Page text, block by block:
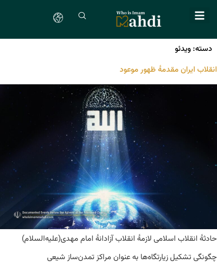
دسته: ویدئو
انقلاب ایران مقدمۀ ظهور موعود
حادثۀ انقلاب اسلامی لازمۀ انقلاب آزادانۀ امام مهدی(علیه‌السلام)
چگونگی تشکیل زیارتگاه‌ها به عنوان مراکز تمدن‌ساز شیعی